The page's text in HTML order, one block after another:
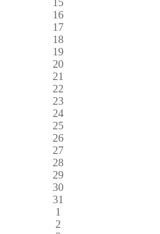
16
17
18
19
20
21
22
23
24
25
26
27
28
29
30
31
1
2